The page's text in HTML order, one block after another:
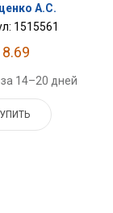
А.С.
1515561
14–20 дней